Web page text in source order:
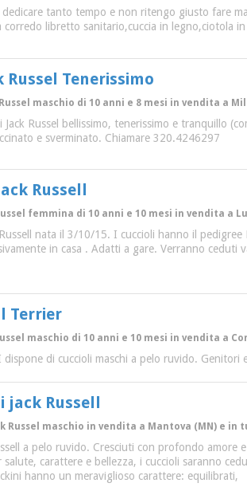
tanto tempo e non ritengo giusto fare
corredo libretto sanitario,cuccia in legno,ciotola
Russel Tenerissimo
Russel maschio di 10 anni e 8 mesi in vendita a
Russel bellissimo, tenerissimo e tranquillo
e sverminato. Chiamare 320.4246297
Russell
Russel femmina di 10 anni e 10 mesi in vendita
nata il 3/10/15. I cuccioli hanno il
in casa . Adatti a gare. Verranno
Terrier
maschio di 10 anni e 10 mesi in vendita a
di cuccioli maschi a pelo ruvido. Genitori
jack Russell
Russel maschio in vendita a Mantova (MN) e
a pelo ruvido. Cresciuti con profondo
carattere e bellezza, i cuccioli saranno
hanno un meraviglioso carattere: equilibrati,